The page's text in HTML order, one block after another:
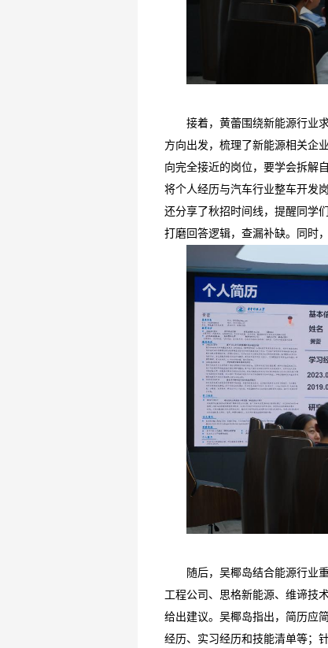
接着，黄蕾围绕新能源行业
方向出发，梳理了新能源相关企
向完全接近的岗位，要学会拆解
将个人经历与汽车行业整车开发
还分享了秋招时间线，提醒同学
打磨回答逻辑，查漏补缺。同时
随后，吴椰岛结合能源行业
工程公司、思格新能源、维谛技
给出建议。吴椰岛指出，简历应
经历、实习经历和技能清单等；